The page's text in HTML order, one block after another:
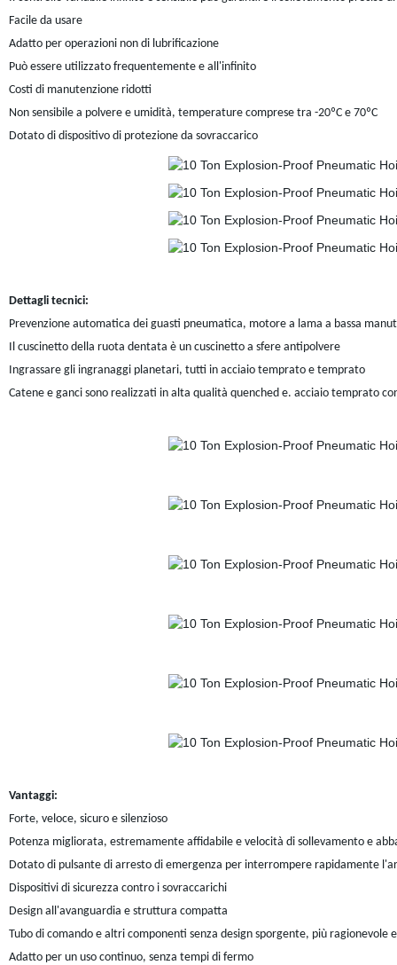
Facile da usare
Adatto per operazioni non di lubrificazione
Può essere utilizzato frequentemente e all'infinito
Costi di manutenzione ridotti
Non sensibile a polvere e umidità, temperature comprese tra -20ºC e 70ºC
Dotato di dispositivo di protezione da sovraccarico
Dettagli tecnici:
Prevenzione automatica dei guasti pneumatica, motore a lama a bassa
Il cuscinetto della ruota dentata è un cuscinetto a sfere antipolvere
Ingrassare gli ingranaggi planetari, tutti in acciaio temprato e temprato
Catene e ganci sono realizzati in alta qualità quenched e. acciaio temprato
Vantaggi:
Forte, veloce, sicuro e silenzioso
Potenza migliorata, estremamente affidabile e velocità di sollevamento e
Dotato di pulsante di arresto di emergenza per interrompere rapidamente
Dispositivi di sicurezza contro i sovraccarichi
Design all'avanguardia e struttura compatta
Tubo di comando e altri componenti senza design sporgente, più
Adatto per un uso continuo, senza tempi di fermo